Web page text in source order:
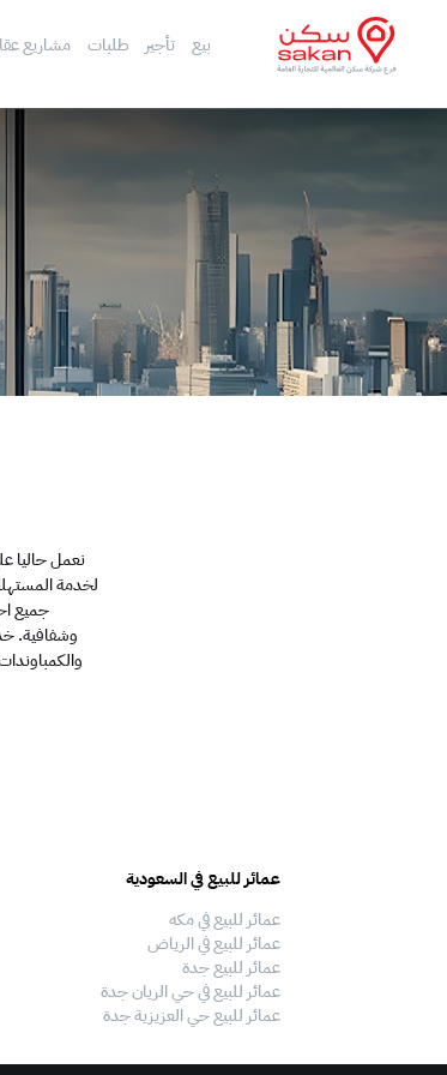
بيع تأجير طلبات مشاريع
نعمل حاليا
لخدمة
جميع
وشفافية.
عمائر للبيع في السعودية
عمائر للبيع في مكه
عمائر للبيع في الرياض
عمائر للبيع جدة
عمائر للبيع في حي الريان جدة
عمائر للبيع حي العزيزية جدة